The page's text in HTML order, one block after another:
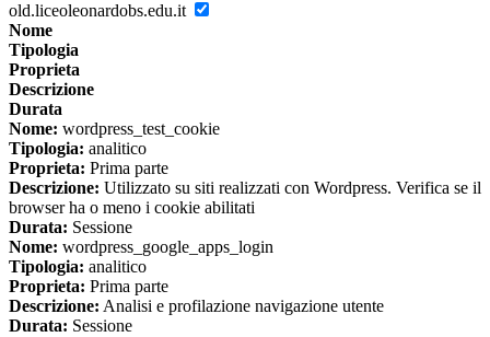
old.liceoleonardobs.edu.it
Nome
Tipologia
Proprieta
Descrizione
Durata
Nome: wordpress_test_cookie
Tipologia: analitico
Proprieta: Prima parte
Descrizione: Utilizzato su siti realizzati con Wordpress. Verifica se il
browser ha o meno i cookie abilitati
Durata: Sessione
Nome: wordpress_google_apps_login
Tipologia: analitico
Proprieta: Prima parte
Descrizione: Analisi e profilazione navigazione utente
Durata: Sessione